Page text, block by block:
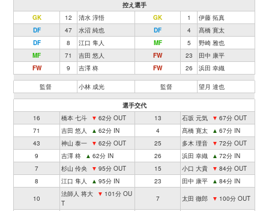
控え選手
GK
12 清水 淳悟 GK 1
伊藤 拓真
DF
47 水沼 純也 DF 4
髙橋 寛太
DF
8 江口 隼人 MF 5
野崎 雅也
MF
71 吉田 悠人 FW 23
田中 康平
FW
9 吉澤 柊 FW 26 浜田 幸織
監督 小林 成光 監督 望月 達也
選手交代
16
橋本 七斗 ▼ 62分 OUT 13 石坂 元気 ▼ 67分 OUT
71
吉田 悠人 ▲ 62分 IN 4 髙橋 寛太 ▲ 67分 IN
43
神山 泰一 ▼ 62分 OUT 25 多木 理音 ▼ 72分 OUT
9
吉澤 柊 ▲ 62分 IN 26 浜田 幸織 ▲ 72分 IN
7
杉山 伶央 ▼ 95分 OUT 15 小口 大貴 ▼ 84分 OUT
8
江口 隼人 ▲ 95分 IN 23 田中 康平 ▲ 84分 IN
10
法師人 将大 ▼ 101分 OU
T
7 太田 徹郎 ▼ 100分 OUT